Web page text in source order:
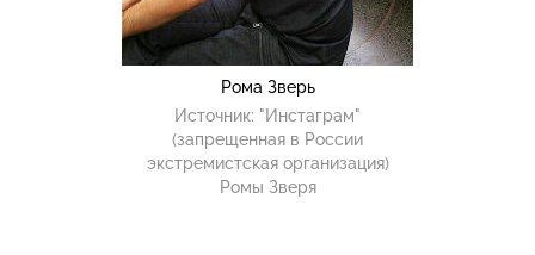
Рома Зверь
Источник: "Инстаграм"
(запрещенная в России
экстремистская организация)
Ромы Зверя